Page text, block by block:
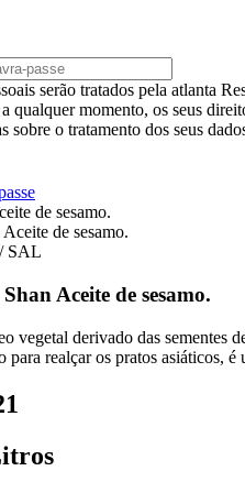
serão tratados pela atlanta
qualquer momento, os seus
sobre o tratamento dos seus
de sesamo.
SAL
Aceite de sesamo.
derivado das sementes
realçar os pratos asiáticos,